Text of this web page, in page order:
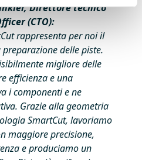
Direttore tecnico
(CTO):
rappresenta per noi il
preparazione delle piste.
migliore delle
efficienza e una
i componenti e ne
Grazie alla geometria
SmartCut, lavoriamo
maggiore precisione,
e produciamo un